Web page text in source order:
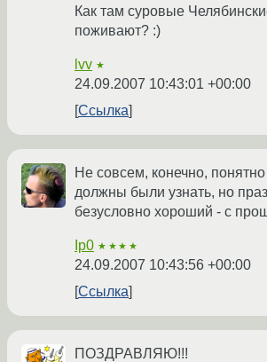
Как там суровые
поживают? :)
lvv ★
24.09.2007 10:43:01 +00:00
Ссылка
Не совсем, конечно, понятно
должны были узнать, но
безусловно хороший - с
Ip0 ★★★★
24.09.2007 10:43:56 +00:00
Ссылка
ПОЗДРАВЛЯЮ!!!